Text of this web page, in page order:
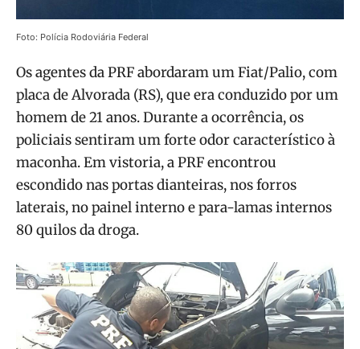
Foto: Polícia Rodoviária Federal
Os agentes da PRF abordaram um Fiat/Palio, com
placa de Alvorada (RS), que era conduzido por um
homem de 21 anos. Durante a ocorrência, os
policiais sentiram um forte odor característico à
maconha. Em vistoria, a PRF encontrou
escondido nas portas dianteiras, nos forros
laterais, no painel interno e para-lamas internos
80 quilos da droga.